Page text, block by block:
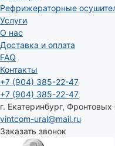
Рефрижераторные
Услуги
О нас
Доставка и оплата
FAQ
Контакты
+7 (904) 385-22-47
+7 (904) 385-22-47
г. Екатеринбург,
vintcom-ural@mail.ru
Заказать звонок